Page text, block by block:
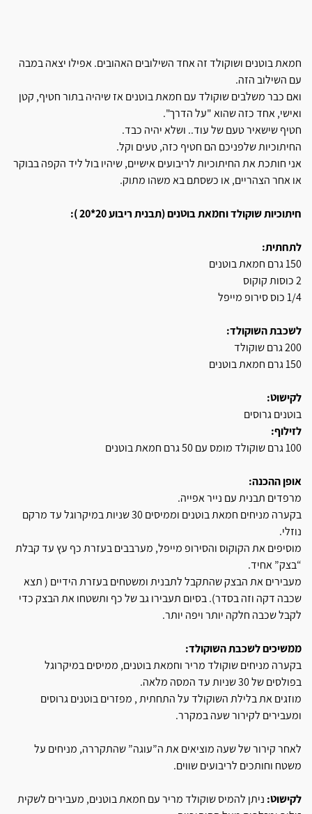
חמאת בוטנים ושוקולד זה אחד השילובים האהובים. אפילו יצאה במבה
עם השילוב הזה.
ואם כבר משלבים שוקולד עם חמאת בוטנים אז שיהיה בתור חטיף, קטן
ואישי, אחד כזה שהוא "על הדרך".
חטיף שישאיר טעם של עוד.. ושלא יהיה כבד.
החיתוכיות שלפניכם הם חטיף כזה, טעים וקל.
אני חותכת את החיתוכיות לריבועים אישיים, שיהיו בול ליד הקפה בבוקר
או אחר הצהריים, או כשסתם בא משהו מתוק.
חיתוכיות שוקולד וחמאת בוטנים (תבנית ריבוע 20*20 ):
לתחתית:
150 גרם חמאת בוטנים
2 כוסות קוקוס
1/4 כוס סירופ מייפל
לשכבת השוקולד:
200 גרם שוקולד
150 גרם חמאת בוטנים
לקישוט:
בוטנים גרוסים
לזילוף:
100 גרם שוקולד מומס עם 50 גרם חמאת בוטנים
אופן ההכנה:
מרפדים תבנית עם נייר אפייה.
בקערה מניחים חמאת בוטנים וממיסים 30 שניות במיקרוגל עד מרקם
נוזלי.
מוסיפים את הקוקוס והסירופ מייפל, מערבבים בעזרת כף עץ עד קבלת
“בצק” אחיד.
מעבירים את הבצק שהתקבל לתבנית ומשטחים בעזרת הידיים ( תצא
שכבה דקה וזה בסדר). בסיום תעבירו גב של כף ותשטחו את הבצק כדי
לקבל שכבה חלקה יותר ויפה יותר.
ממשיכים לשכבת השוקולד:
בקערה מניחים שוקולד מריר וחמאת בוטנים, ממיסים במיקרוגל
בפולסים של 30 שניות עד המסה מלאה.
מוזגים את בלילת השוקולד על התחתית , מפזרים בוטנים גרוסים
ומעבירים לקירור שעה במקרר.
לאחר קירור של שעה מוציאים את ה”עוגה” שהתקררה, מניחים על
משטח וחותכים לריבועים שווים.
לקישוט: ניתן להמיס שוקולד מריר עם חמאת בוטנים, מעבירים לשקית